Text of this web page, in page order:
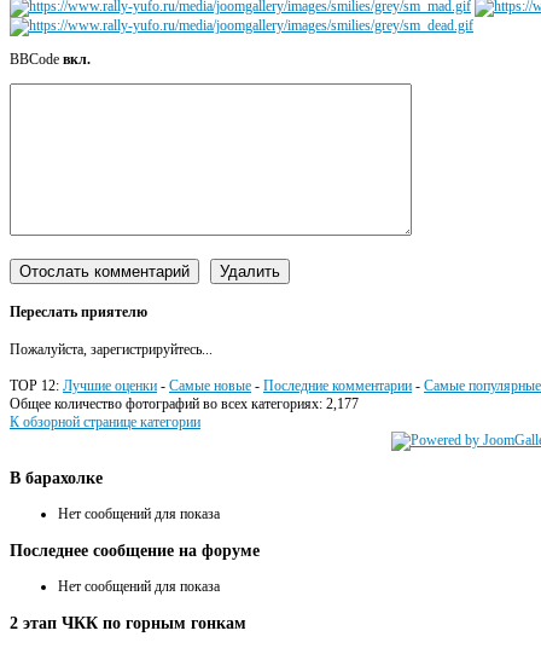
BBCode вкл.
Переслать приятелю
Пожалуйста, зарегистрируйтесь...
TOP 12: Лучшие оценки - Самые новые - Последние комментарии - Самые популярные
Общее количество фотографий во всех категориях: 2,177
К обзорной странице категории
В барахолке
Нет сообщений для показа
Последнее сообщение на форуме
Нет сообщений для показа
2 этап ЧКК по горным гонкам